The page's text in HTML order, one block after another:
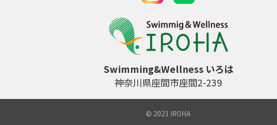
Swimming&Wellness いろは
神奈川県座間市座間2-239
© 2023 IROHA